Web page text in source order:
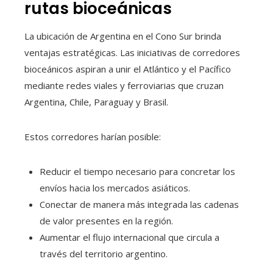
rutas bioceánicas
La ubicación de Argentina en el Cono Sur brinda
ventajas estratégicas. Las iniciativas de corredores
bioceánicos aspiran a unir el Atlántico y el Pacífico
mediante redes viales y ferroviarias que cruzan
Argentina, Chile, Paraguay y Brasil.
Estos corredores harían posible:
Reducir el tiempo necesario para concretar los
envíos hacia los mercados asiáticos.
Conectar de manera más integrada las cadenas
de valor presentes en la región.
Aumentar el flujo internacional que circula a
través del territorio argentino.